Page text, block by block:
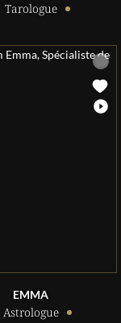
Tarologue
EMMA
Astrologue